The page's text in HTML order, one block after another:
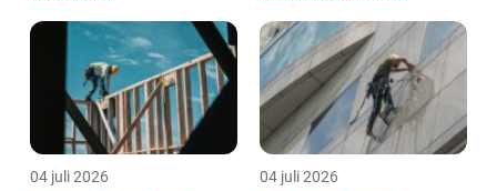
04 juli 2026 04 juli 2026